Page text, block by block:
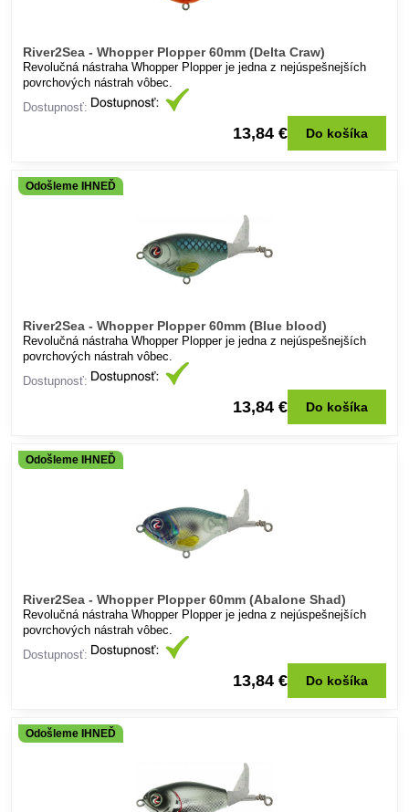
River2Sea - Whopper Plopper 60mm (Delta Craw)
Revolučná nástraha Whopper Plopper je jedna z nejúspešnejších
povrchových nástrah vôbec.
Dostupnosť:
13,84 € Do košíka
River2Sea - Whopper Plopper 60mm (Blue blood)
Odošleme IHNEĎ
Revolučná nástraha Whopper Plopper je jedna z nejúspešnejších
povrchových nástrah vôbec.
Dostupnosť:
13,84 € Do košíka
River2Sea - Whopper Plopper 60mm (Abalone Shad)
Odošleme IHNEĎ
Revolučná nástraha Whopper Plopper je jedna z nejúspešnejších
povrchových nástrah vôbec.
Dostupnosť:
13,84 € Do košíka
Odošleme IHNEĎ